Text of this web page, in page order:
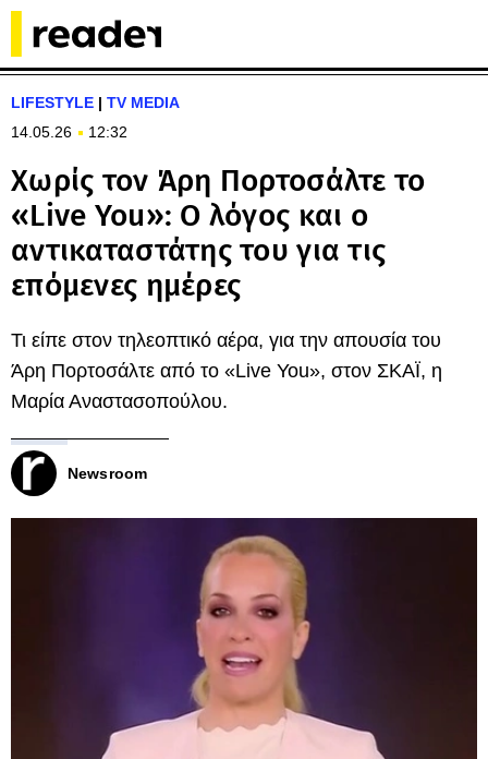
LIFESTYLE | TV MEDIA
14.05.26
12:32
Χωρίς τον Άρη Πορτοσάλτε το
«Live You»: Ο λόγος και ο
αντικαταστάτης του για τις
επόμενες ημέρες
Τι είπε στον τηλεοπτικό αέρα, για την απουσία του
Άρη Πορτοσάλτε από το «Live You», στον ΣΚΑΪ, η
Μαρία Αναστασοπούλου.
Newsroom